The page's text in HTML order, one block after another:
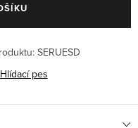
SERUESD
Hlídací pes